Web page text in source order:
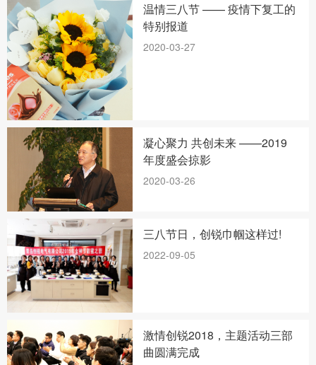
温情三八节 —— 疫情下复工的
特别报道
2020-03-27
凝心聚力 共创未来 ——2019
年度盛会掠影
2020-03-26
三八节日，创锐巾帼这样过!
2022-09-05
激情创锐2018，主题活动三部
曲圆满完成